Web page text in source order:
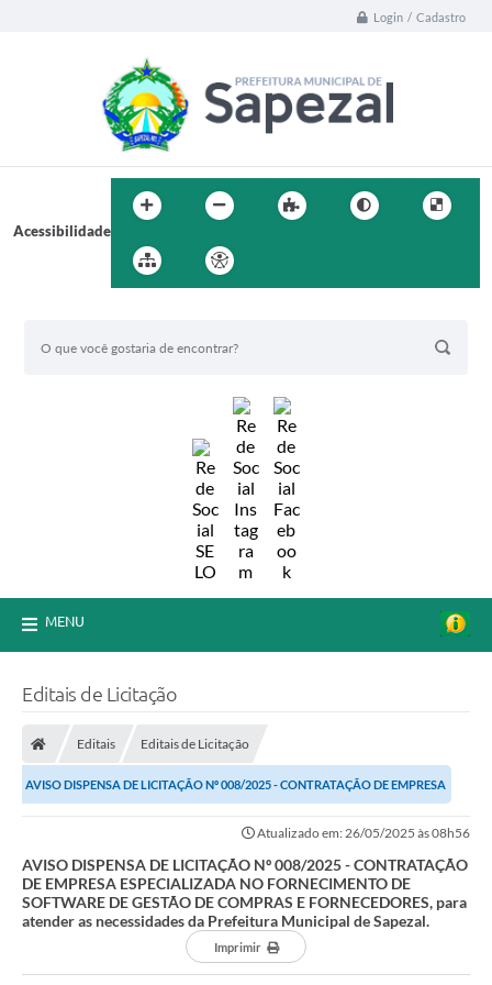
Login / Cadastro
Acessibilidade
MENU
Editais de Licitação
Editais Editais de Licitação
AVISO DISPENSA DE LICITAÇÃO Nº 008/2025 - CONTRATAÇÃO DE EMPRESA
Atualizado em: 26/05/2025 às 08h56
AVISO DISPENSA DE LICITAÇÃO Nº 008/2025 - CONTRATAÇÃO
DE EMPRESA ESPECIALIZADA NO FORNECIMENTO DE
SOFTWARE DE GESTÃO DE COMPRAS E FORNECEDORES, para
atender as necessidades da Prefeitura Municipal de Sapezal.
Imprimir